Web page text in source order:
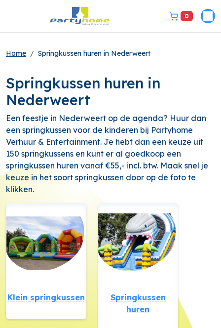
bel ons
0
Home Springkussen huren in Nederweert
Springkussen huren in
Nederweert
Een feestje in Nederweert op de agenda? Huur dan
een springkussen voor de kinderen bij Partyhome
Verhuur & Entertainment. Je hebt dan een keuze uit
150 springkussens en kunt er al goedkoop een
springkussen huren vanaf €55,- incl. btw. Maak snel je
keuze in het soort springkussen door op de foto te
klikken.
Klein springkussen
Springkussen
huren